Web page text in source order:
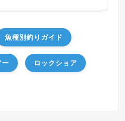
魚種別釣りガイド
ー ロックショア